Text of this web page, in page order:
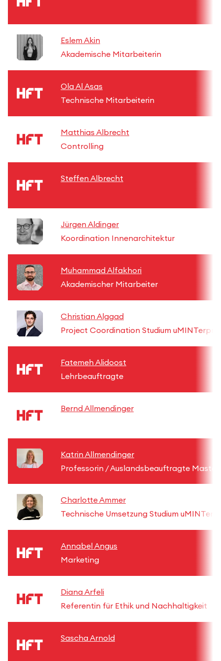
Eslem Akin
Akademische Mitarbeiterin
Ola Al Asas
Technische Mitarbeiterin
Matthias Albrecht
Controlling
Steffen Albrecht
Jürgen Aldinger
Koordination Innenarchitektur
Muhammad Alfakhori
Akademischer Mitarbeiter
Christian Alggad
Project Coordination Studium
Fatemeh Alidoost
Lehrbeauftragte
Bernd Allmendinger
Katrin Allmendinger
Professorin / Auslandsbeauftragte Master
Charlotte Ammer
Technische Umsetzung Studium
Annabel Angus
Marketing
Diana Arfeli
Referentin für Ethik und Nachhaltigkeit
Sascha Arnold